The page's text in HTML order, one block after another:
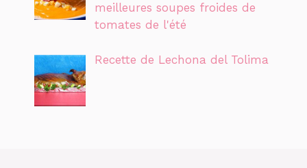
meilleures soupes froides de
tomates de l'été
Recette de Lechona del Tolima